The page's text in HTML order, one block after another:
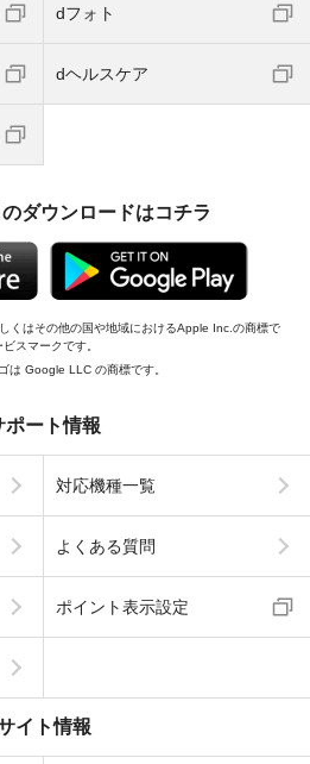
dフォト
dヘルスケア
ダウンロードはコチラ
くはその他の国や地域におけるApple Inc.の商標で
スマークです。
Google LLC の商標です。
ポート情報
対応機種一覧
よくある質問
ポイント表示設定
イト情報